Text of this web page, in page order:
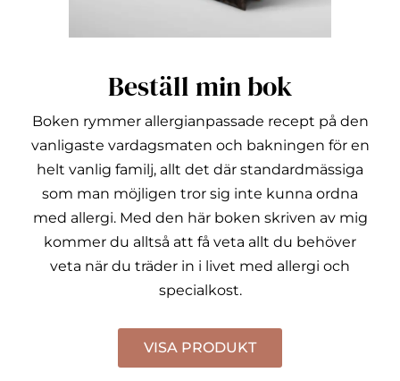
Beställ min bok
Boken rymmer allergianpassade recept på den
vanligaste vardagsmaten och bakningen för en
helt vanlig familj, allt det där standardmässiga
som man möjligen tror sig inte kunna ordna
med allergi. Med den här boken skriven av mig
kommer du alltså att få veta allt du behöver
veta när du träder in i livet med allergi och
specialkost.
VISA PRODUKT